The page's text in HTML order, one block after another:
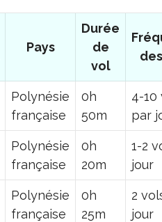
Pays
Durée
de
vol
Polynésie
française
0h
50m
4-10
par
Polynésie
française
0h
20m
1-2
jour
Polynésie
française
0h
25m
2
jour